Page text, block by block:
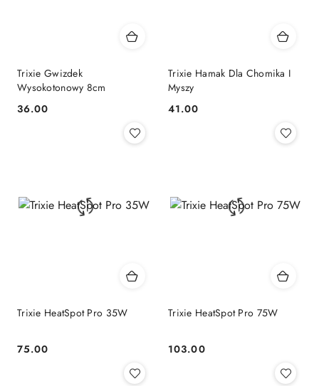
Trixie Gwizdek
Wysokotonowy 8cm
Cena:
36.00
Trixie Hamak Dla Chomika I
Myszy
Cena:
41.00
Trixie HeatSpot Pro 35W
Cena:
75.00
Trixie HeatSpot Pro 75W
Cena:
103.00